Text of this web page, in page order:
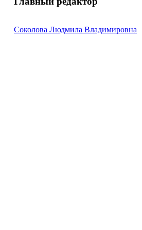
Соколова Людмила Владимировна